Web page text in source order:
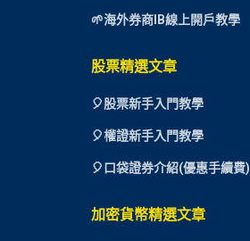
🌱海外券商IB線上開戶教學
股票精選文章
🎈股票新手入門教學
🎈權證新手入門教學
🎈口袋證券介紹(優惠手續費)
加密貨幣精選文章